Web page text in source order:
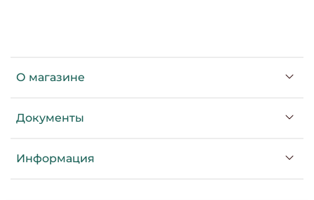
О магазине
Документы
Информация